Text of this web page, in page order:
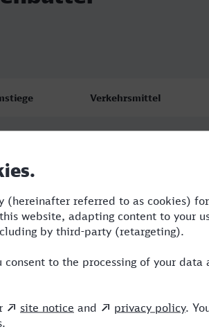
Verkehrsmittel
RE,ICE,ERX
RE,ICE,ERX